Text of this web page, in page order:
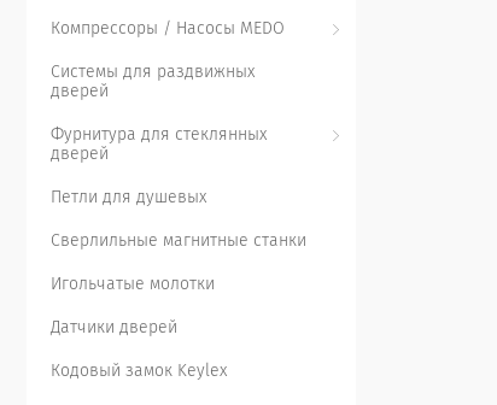
Компрессоры / Насосы MEDO
Системы для раздвижных
дверей
Фурнитура для стеклянных
дверей
Петли для душевых
Сверлильные магнитные станки
Игольчатые молотки
Датчики дверей
Кодовый замок Keylex